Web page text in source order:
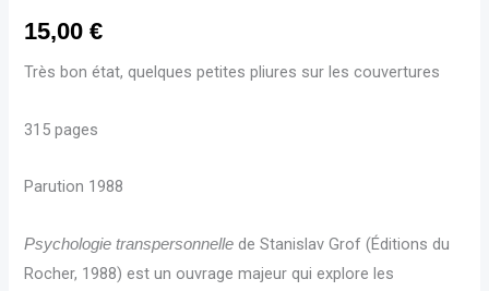
15,00€
Très bon état, quelques petites pliures sur les couvertures
315 pages
Parution 1988
Psychologie transpersonnelle de Stanislav Grof (Éditions du
Rocher, 1988) est un ouvrage majeur qui explore les